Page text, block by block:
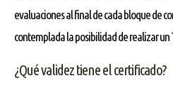
evaluaciones al final de cada bloque de
contemplada la posibilidad de realizar un
¿Qué validez tiene el certificado?